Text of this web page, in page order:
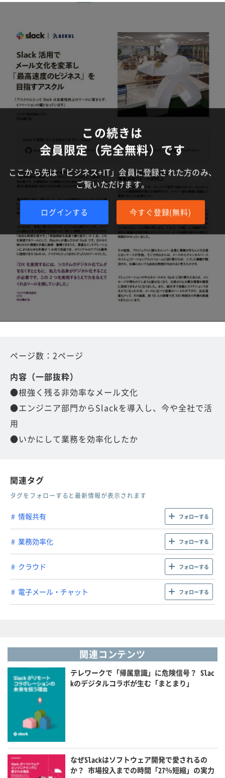
この続きは
会員限定（完全無料）です
ここから先は「ビジネス+IT」会員に登録された方のみ、
ご覧いただけます。
ログインする 今すぐ登録(無料)
ページ数：2ページ
内容（一部抜粋）
●根強く残る非効率なメール文化
●エンジニア部門からSlackを導入し、今や全社で活
用
●いかにして業務を効率化したか
関連タグ
タグをフォローすると最新情報が表示されます
情報共有 フォローする
業務効率化 フォローする
クラウド フォローする
電子メール・チャット フォローする
関連コンテンツ
テレワークで「帰属意識」に危険信号？ Slac
kのデジタルコラボが生む「まとまり」
なぜSlackはソフトウェア開発で愛されるの
か？ 市場投入までの時間「27％短縮」の実力